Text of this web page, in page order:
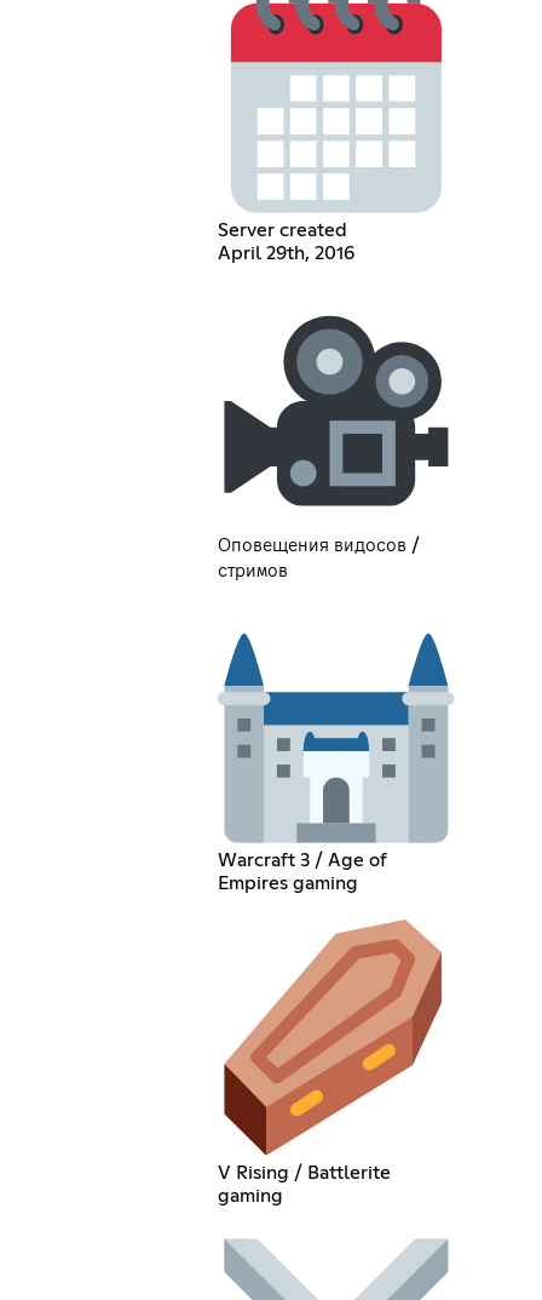
Server created
April 29th, 2016
Оповещения видосов /
стримов
Warcraft 3 / Age of
Empires gaming
V Rising / Battlerite
gaming